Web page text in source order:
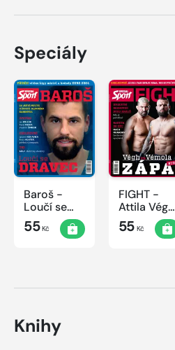
Speciály
Baroš -
Loučí se
dravec
55Kč
FIGHT -
Attila Végh
vs. Karlos
Vémola
55Kč
Knihy